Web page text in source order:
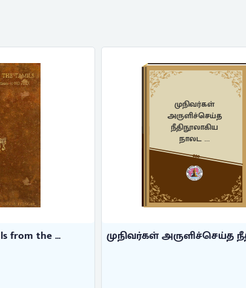
from the ...
முநிவர்கள்
அருளிச்செய்த
நீதிநூலாகிய
நாலட ...
முநிவர்கள் அருளிச்செய்த